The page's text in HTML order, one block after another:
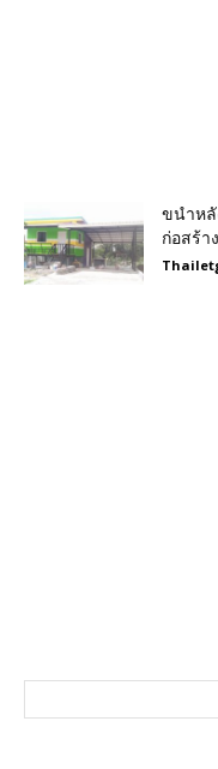
ขนำหลั
ก่อสร้า